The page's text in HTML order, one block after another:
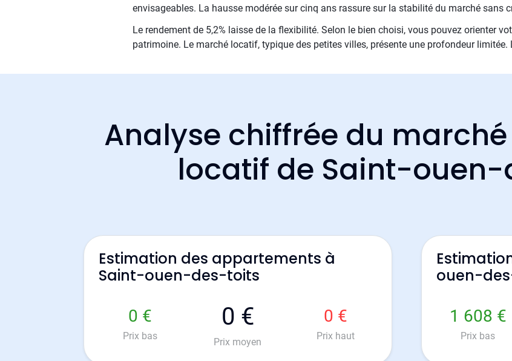
envisageables. La hausse modérée sur cinq ans rassure sur la stabilité du marché sans
Le rendement de 5,2% laisse de la flexibilité. Selon le bien choisi, vous pouvez orienter
patrimoine. Le marché locatif, typique des petites villes, présente une profondeur
Analyse chiffrée du
locatif de Saint-
Estimation des appartements à
Saint-ouen-des-toits
0 €
Prix bas
0 €
Prix moyen
0 €
Prix haut
ouen-
1 608 €
Prix bas